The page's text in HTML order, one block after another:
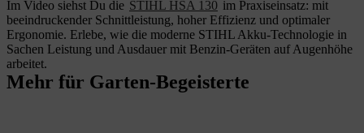
Im Video siehst Du die STIHL HSA 130 im Praxiseinsatz: mit
beeindruckender Schnittleistung, hoher Effizienz und optimaler
Ergonomie. Erlebe, wie die moderne STIHL Akku-Technologie in
Sachen Leistung und Ausdauer mit Benzin-Geräten auf Augenhöhe
arbeitet.
Mehr für Garten-Begeisterte